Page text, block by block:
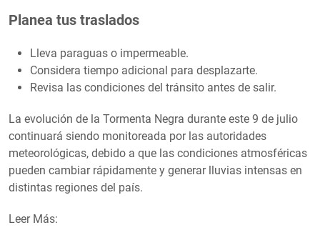
Planea tus traslados
Lleva paraguas o impermeable.
Considera tiempo adicional para desplazarte.
Revisa las condiciones del tránsito antes de salir.
La evolución de la Tormenta Negra durante este 9 de julio
continuará siendo monitoreada por las autoridades
meteorológicas, debido a que las condiciones atmosféricas
pueden cambiar rápidamente y generar lluvias intensas en
distintas regiones del país.
Leer Más: